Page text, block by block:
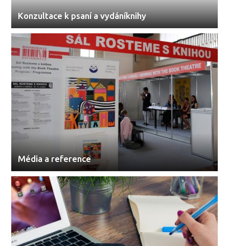
Konzultace k psaní a vydáníknihy
Média a reference